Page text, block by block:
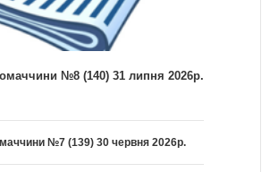
№8 (140) 31 липня 2026р.
№7 (139) 30 червня 2026р.